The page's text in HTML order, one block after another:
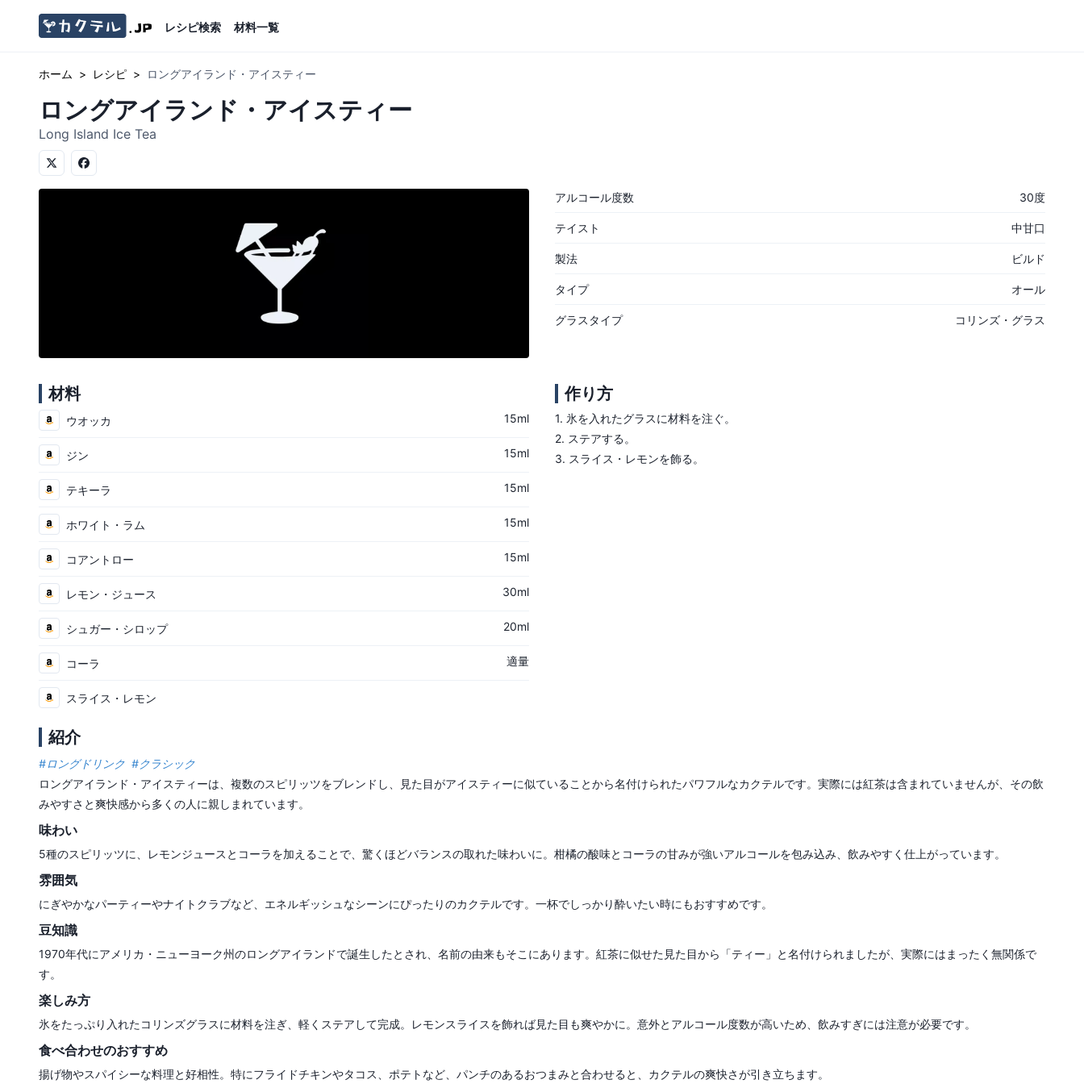
レシピ検索 材料一覧
ホーム > レシピ > ロングアイランド・アイスティー
ロングアイランド・アイスティー
Long Island Ice Tea
アルコール度数 30度
テイスト 中甘口
製法 ビルド
タイプ オール
グラスタイプ コリンズ・グラス
材料
ウオッカ 15ml
ジン 15ml
テキーラ 15ml
ホワイト・ラム 15ml
コアントロー 15ml
レモン・ジュース 30ml
シュガー・シロップ 20ml
コーラ 適量
スライス・レモン
作り方
1. 氷を入れたグラスに材料を注ぐ。
2. ステアする。
3. スライス・レモンを飾る。
紹介
#ロングドリンク #クラシック
ロングアイランド・アイスティーは、複数のスピリッツをブレンドし、見た目がアイスティーに似ていることから名付けられたパワフルなカクテルです。実際には紅茶は含まれていませんが、その飲
みやすさと爽快感から多くの人に親しまれています。
味わい
5種のスピリッツに、レモンジュースとコーラを加えることで、驚くほどバランスの取れた味わいに。柑橘の酸味とコーラの甘みが強いアルコールを包み込み、飲みやすく仕上がっています。
雰囲気
にぎやかなパーティーやナイトクラブなど、エネルギッシュなシーンにぴったりのカクテルです。一杯でしっかり酔いたい時にもおすすめです。
豆知識
1970年代にアメリカ・ニューヨーク州のロングアイランドで誕生したとされ、名前の由来もそこにあります。紅茶に似せた見た目から「ティー」と名付けられましたが、実際にはまったく無関係で
す。
楽しみ方
氷をたっぷり入れたコリンズグラスに材料を注ぎ、軽くステアして完成。レモンスライスを飾れば見た目も爽やかに。意外とアルコール度数が高いため、飲みすぎには注意が必要です。
食べ合わせのおすすめ
揚げ物やスパイシーな料理と好相性。特にフライドチキンやタコス、ポテトなど、パンチのあるおつまみと合わせると、カクテルの爽快さが引き立ちます。